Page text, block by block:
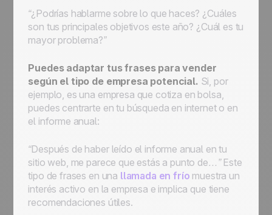
“¿Podrías hablarme sobre lo que haces? ¿Cuáles
son tus principales objetivos este año? ¿Cuál es tu
mayor problema?”
Puedes adaptar tus frases para vender
según el tipo de empresa potencial. Si, por
ejemplo, es una empresa que cotiza en bolsa,
puedes centrarte en tu búsqueda en internet o en
el informe anual:
“Después de haber leído el informe anual en tu
sitio web, me parece que estás a punto de…”Este
tipo de frases en una llamada en frío muestra un
interés activo en la empresa e implica que tiene
recomendaciones útiles.